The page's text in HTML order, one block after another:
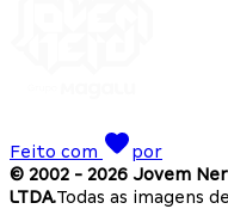
Feito com
por
© 2002 - 2026 Jovem
LTDA.Todas as imagens